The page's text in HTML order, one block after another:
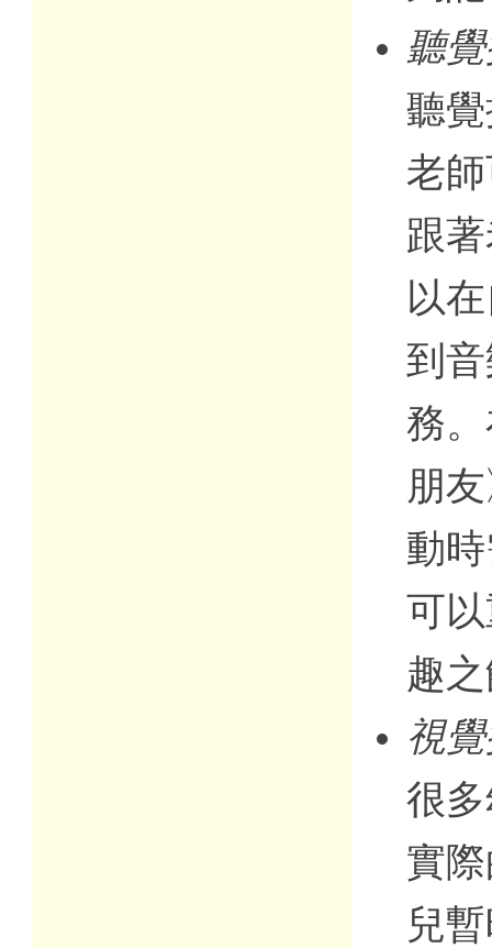
聽
聽
老
跟
以
到
務
朋
動
可
趣
視
很
實
兒